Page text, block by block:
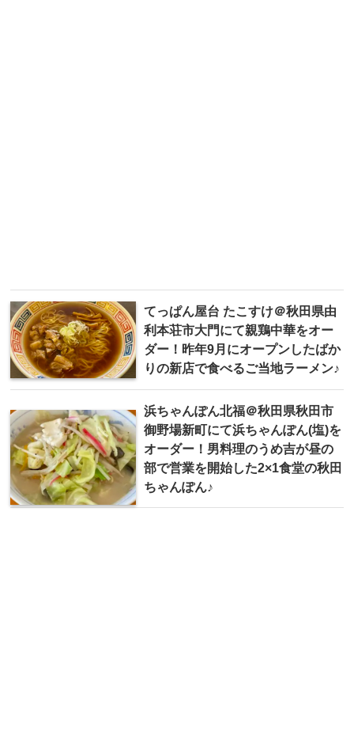
てっぱん屋台 たこすけ＠秋田県由
利本荘市大門にて親鶏中華をオー
ダー！昨年9月にオープンしたばか
りの新店で食べるご当地ラーメン♪
浜ちゃんぽん北福＠秋田県秋田市
御野場新町にて浜ちゃんぽん(塩)を
オーダー！男料理のうめ吉が昼の
部で営業を開始した2×1食堂の秋田
ちゃんぽん♪